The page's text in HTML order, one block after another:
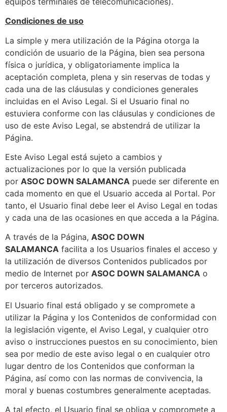
Condiciones de uso
La simple y mera utilización de la Página otorga la
condición de usuario de la Página, bien sea persona
física o jurídica, y obligatoriamente implica la
aceptación completa, plena y sin reservas de todas y
cada una de las cláusulas y condiciones generales
incluidas en el Aviso Legal. Si el Usuario final no
estuviera conforme con las cláusulas y condiciones de
uso de este Aviso Legal, se abstendrá de utilizar la
Página.
Este Aviso Legal está sujeto a cambios y
actualizaciones por lo que la versión publicada
por ASOC DOWN SALAMANCA puede ser diferente en
cada momento en que el Usuario acceda al Portal. Por
tanto, el Usuario final debe leer el Aviso Legal en todas
y cada una de las ocasiones en que acceda a la Página.
A través de la Página, ASOC DOWN
SALAMANCA facilita a los Usuarios finales el acceso y
la utilización de diversos Contenidos publicados por
medio de Internet por ASOC DOWN SALAMANCA o
por terceros autorizados.
El Usuario final está obligado y se compromete a
utilizar la Página y los Contenidos de conformidad con
la legislación vigente, el Aviso Legal, y cualquier otro
aviso o instrucciones puestos en su conocimiento, bien
sea por medio de este aviso legal o en cualquier otro
lugar dentro de los Contenidos que conforman la
Página, así como con las normas de convivencia, la
moral y buenas costumbres generalmente aceptadas.
A tal efecto, el Usuario final se obliga y compromete a